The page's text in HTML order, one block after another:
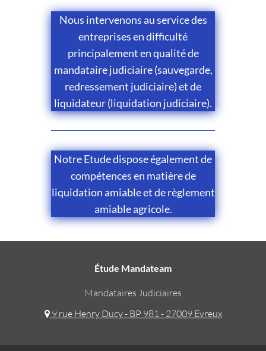
Nous intervenons au service des
entreprises en difficulté
principalement en qualité de
mandataire judiciaire (sauvegarde,
redressement judiciaire) et de
liquidateur (liquidation judiciaire).
Notre Etude dispose également de
compétences en matière de
liquidation amiable et de règlement
amiable agricole.
Étude Mandateam
Mandataires Judiciaires
9 rue Henry Ducy - BP 981 - 27009 Evreux